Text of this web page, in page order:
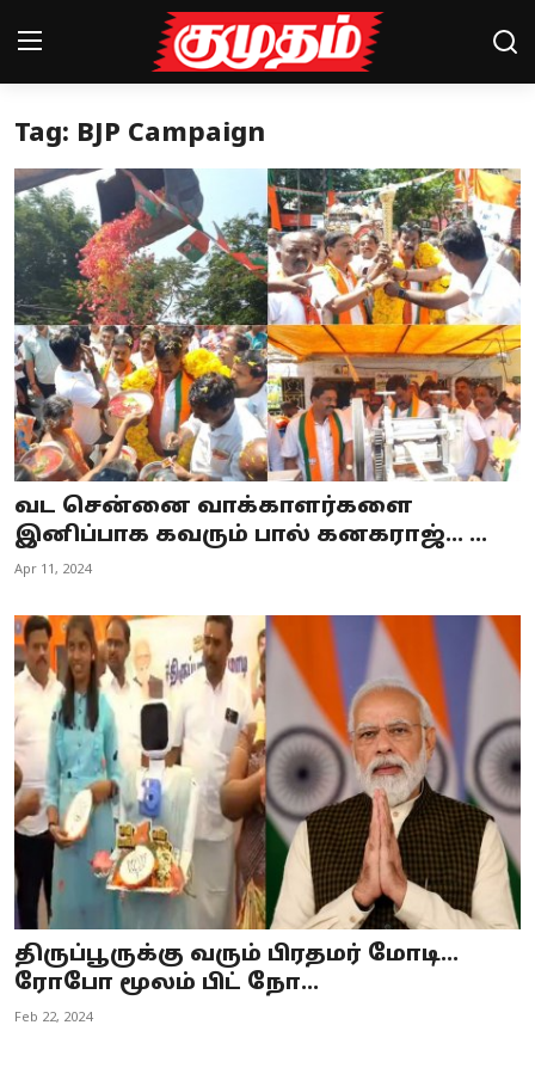
Home
Magazines
Games
Cinema
Videos
Health
Sports
Special Story
Business
Crime
Tamilnadu
National
World
Astrology
Spirituality
Weather
Politics
Tag: BJP Campaign
வட சென்னை வாக்காளர்களை
இனிப்பாக கவரும் பால் கனகராஜ்... ...
Apr 11, 2024
திருப்பூருக்கு வரும் பிரதமர் மோடி...
ரோபோ மூலம் பிட் நோ...
Feb 22, 2024